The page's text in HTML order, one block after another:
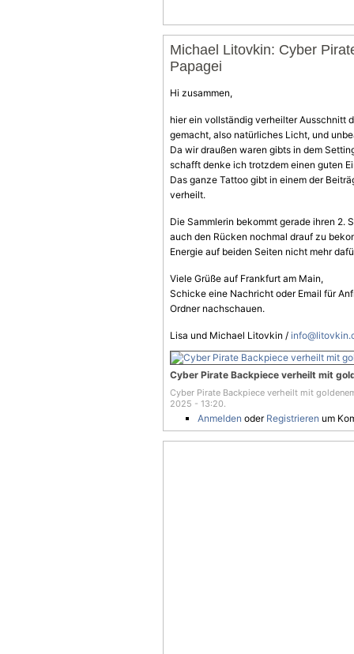
Michael Litovkin: Cyber
Papagei
Hi zusammen,
hier ein vollständig verheilter Ausschnitt
gemacht, also natürliches Licht, und
Da wir draußen waren gibts in dem
schafft denke ich trotzdem einen guten
Das ganze Tattoo gibt in einem der
verheilt.
Die Sammlerin bekommt gerade ihren 2.
auch den Rücken nochmal drauf zu
Energie auf beiden Seiten nicht mehr
Viele Grüße auf Frankfurt am Main,
Schicke eine Nachricht oder Email für
Ordner nachschauen.
Lisa und Michael Litovkin /
Cyber Pirate Backpiece verheilt mit
Cyber Pirate Backpiece verheilt mit
2025 - 13:20.
Anmelden oder Registrieren um